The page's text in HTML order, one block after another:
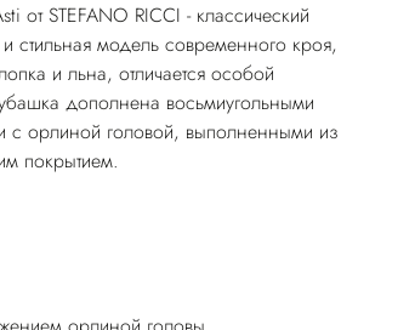
от STEFANO RICCI - классический
стильная модель современного кроя,
и льна, отличается особой
дополнена восьмиугольными
с орлиной головой, выполненными из
покрытием.